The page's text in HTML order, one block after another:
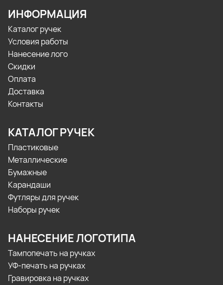
ИНФОРМАЦИЯ
Каталог ручек
Условия работы
Нанесение лого
Скидки
Оплата
Доставка
Контакты
КАТАЛОГ РУЧЕК
Пластиковые
Металлические
Бумажные
Карандаши
Футляры для ручек
Наборы ручек
НАНЕСЕНИЕ ЛОГОТИПА
Тампопечать на ручках
УФ-печать на ручках
Гравировка на ручках